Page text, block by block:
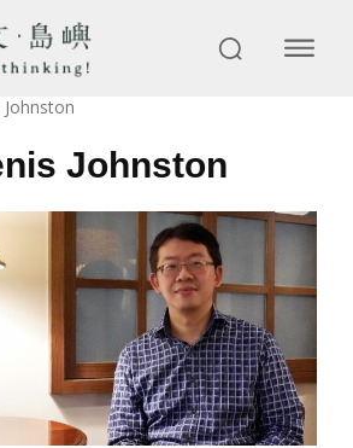
Johnston
Johnston